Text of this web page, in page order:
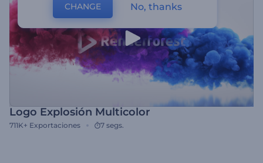
Logo Explosión Multicolor
711K+ Exportaciones 7 segs.
CHANGE No, thanks